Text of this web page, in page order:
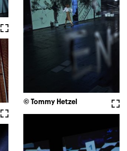
© Tommy Hetzel
Vollbild
Vollbild